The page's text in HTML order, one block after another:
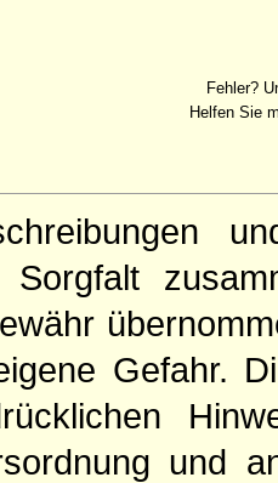
Fehler?
Helfen Sie
Sorgfalt
Gefahr.
und